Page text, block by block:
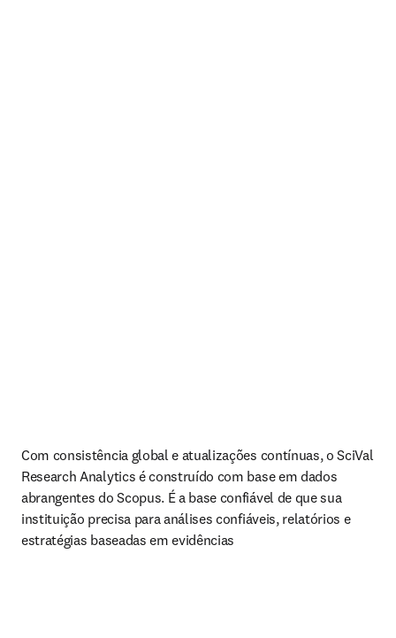
Com consistência global e atualizações contínuas, o SciVal
Research Analytics é construído com base em dados
abrangentes do Scopus. É a base confiável de que sua
instituição precisa para análises confiáveis, relatórios e
estratégias baseadas em evidências